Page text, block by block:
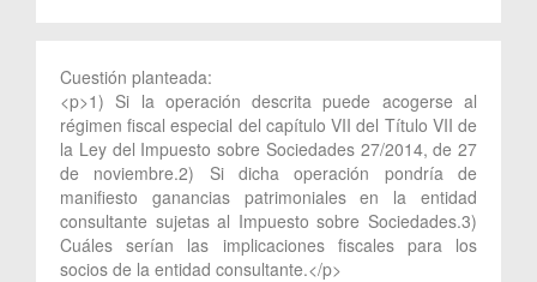
Cuestión planteada:
<p>1) Si la operación descrita puede acogerse al
régimen fiscal especial del capítulo VII del Título VII de
la Ley del Impuesto sobre Sociedades 27/2014, de 27
de noviembre.2) Si dicha operación pondría de
manifiesto ganancias patrimoniales en la entidad
consultante sujetas al Impuesto sobre Sociedades.3)
Cuáles serían las implicaciones fiscales para los
socios de la entidad consultante.</p>